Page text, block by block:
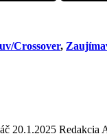
Crossover,
20.1.2025 Redakcia